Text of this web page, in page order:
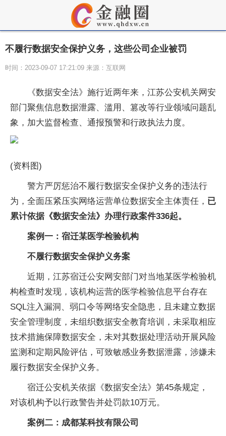
不履行数据安全保护义务，这些公司企业被罚
时间：2023-09-07 17:21:09 来源：互联网
《数据安全法》施行近两年来，江苏公安机关网安
部门聚焦信息数据泄露、滥用、篡改等行业领域问题乱
象，加大监督检查、通报预警和行政执法力度。
(资料图)
警方严厉惩治不履行数据安全保护义务的违法行
为，全面压紧压实网络运营单位数据安全主体责任， 已
累计依据《数据安全法》办理行政案件336起。
案例一： 宿迁某医学检验机构
不履行数据安全保护义务案
近期，江苏宿迁公安网安部门对当地某医学检验机
构检查时发现，该机构运营的医学检验信息平台存在
SQL注入漏洞、弱口令等网络安全隐患，且未建立数据
安全管理制度，未组织数据安全教育培训，未采取相应
技术措施保障数据安全，未对其数据处理活动开展风险
监测和定期风险评估，可致敏感业务数据泄露，涉嫌未
履行数据安全保护义务。
宿迁公安机关依据《数据安全法》第45条规定，
对该机构予以行政警告并处罚款10万元。
案例二： 成都某科技有限公司